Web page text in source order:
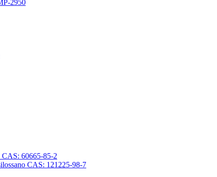
2950
CAS: 60665-85-2
CAS: 121225-98-7